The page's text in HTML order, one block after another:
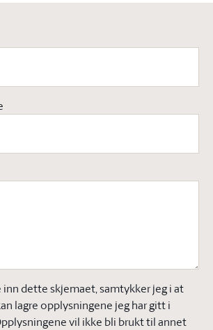
inn dette skjemaet, samtykker jeg i at
lagre opplysningene jeg har gitt i
vil ikke bli brukt til annet